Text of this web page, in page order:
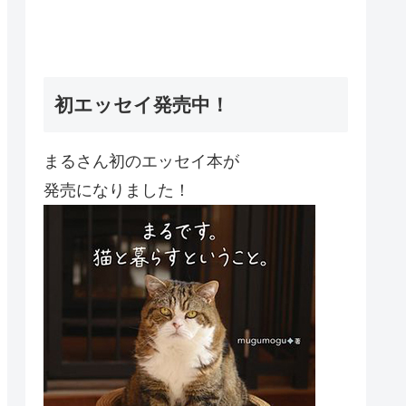
初エッセイ発売中！
まるさん初のエッセイ本が
発売になりました！